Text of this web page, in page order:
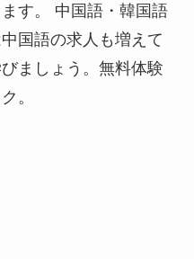
す。 中国語・韓国語
国語の求人も増えて
ましょう。無料体験
。